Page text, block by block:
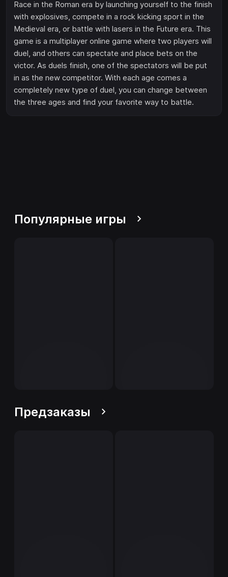
Race in the Roman era by launching yourself to the finish
with explosives, compete in a rock kicking sport in the
Medieval era, or battle with lasers in the Future era. This
game is a multiplayer online game where two players will
duel, and others can spectate and place bets on the
victor. As duels finish, one of the spectators will be put
in as the new competitor. With each age comes a
completely new type of duel, you can change between
the three ages and find your favorite way to battle.
Популярные игры
Предзаказы